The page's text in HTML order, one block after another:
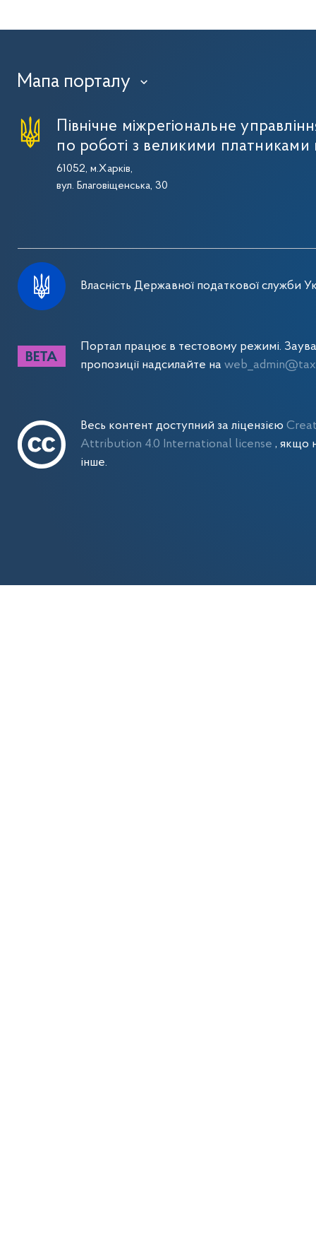
Мапа порталу ›
Північне міжрегіональне
по роботі з великими платниками
61052, м.Харків,
вул. Благовіщенська, 30
Власність Державної податкової служби
Портал працює в тестовому режимі.
пропозиції надсилайте на
Весь контент доступний за ліцензією
Attribution 4.0 International license, якщо
інше.